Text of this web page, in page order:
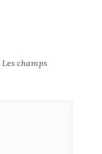
Les champs